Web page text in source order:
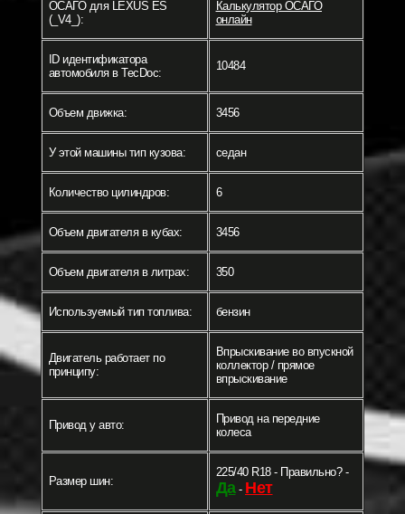
ОСАГО для LEXUS ES
(_V4_):
Калькулятор ОСАГО
онлайн
ID идентификатора
автомобиля в TecDoc:
10484
Объем движка: 3456
У этой машины тип кузова: седан
Количество цилиндров: 6
Объем двигателя в кубах: 3456
Объем двигателя в литрах: 350
Используемый тип топлива: бензин
Двигатель работает по
принципу:
Впрыскивание во впускной
коллектор / прямое
впрыскивание
Привод у авто:
Привод на передние
колеса
Размер шин:
225/40 R18 - Правильно? -
Да- Нет